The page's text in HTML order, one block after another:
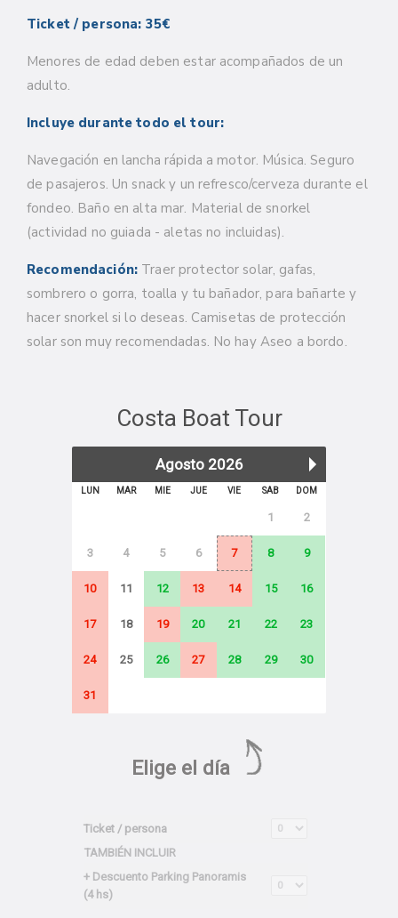
Ticket / persona: 35€
Menores de edad deben estar acompañados de un
adulto.
Incluye durante todo el tour:
Navegación en lancha rápida a motor. Música. Seguro
de pasajeros. Un snack y un refresco/cerveza durante el
fondeo. Baño en alta mar. Material de snorkel
(actividad no guiada - aletas no incluidas).
Recomendación:Traer protector solar, gafas,
sombrero o gorra, toalla y tu bañador, para bañarte y
hacer snorkel si lo deseas. Camisetas de protección
solar son muy recomendadas. No hay Aseo a bordo.